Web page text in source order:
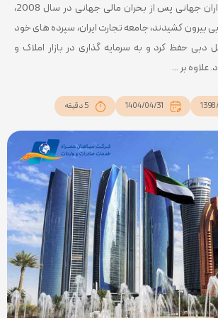
در حالی که سرمایه گذاران جهانی پس از بحران مالی جهانی در سال 2008،
بیرون کشیدند، جامعه تجارت ایران، سپرده های خود
حفظ کرد و به سرمایه گذاری در بازار املاک و
بر ...
1404/04/31 5 دقیقه